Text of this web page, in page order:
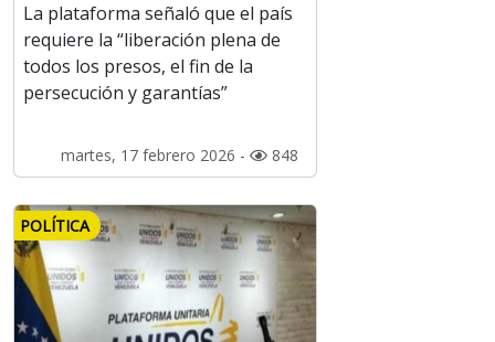
La plataforma señaló que el país
requiere la “liberación plena de
todos los presos, el fin de la
persecución y garantías”
martes, 17 febrero 2026 - 848
POLÍTICA